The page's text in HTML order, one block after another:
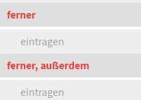
ferner
eintragen
ferner, außerdem
eintragen